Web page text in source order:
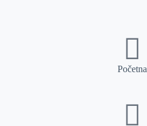
Početna